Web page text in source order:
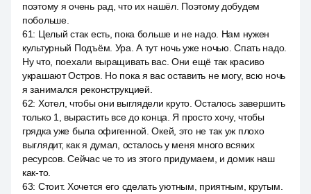
поэтому я очень рад, что их нашёл. Поэтому добудем
побольше.
61: Целый стак есть, пока больше и не надо. Нам нужен
культурный Подъём. Ура. А тут ночь уже ночью. Спать надо.
Ну что, поехали выращивать вас. Они ещё так красиво
украшают Остров. Но пока я вас оставить не могу, всю ночь
я занимался реконструкцией.
62: Хотел, чтобы они выглядели круто. Осталось завершить
только 1, вырастить все до конца. Я просто хочу, чтобы
грядка уже была офигенной. Окей, это не так уж плохо
выглядит, как я думал, осталось у меня много всяких
ресурсов. Сейчас че то из этого придумаем, и домик наш
как-то.
63: Стоит. Хочется его сделать уютным, приятным, крутым.